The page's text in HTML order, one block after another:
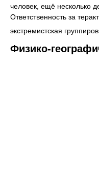
человек, ещё несколько
Ответственность за
экстремистская
Физико-